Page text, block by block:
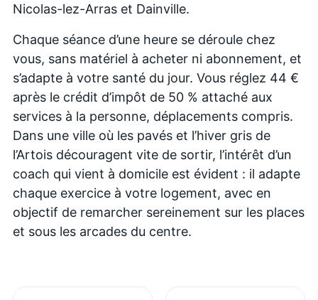
Nicolas-lez-Arras et Dainville.
Chaque séance d’une heure se déroule chez
vous, sans matériel à acheter ni abonnement, et
s’adapte à votre santé du jour. Vous réglez 44 €
après le crédit d’impôt de 50 % attaché aux
services à la personne, déplacements compris.
Dans une ville où les pavés et l’hiver gris de
l’Artois découragent vite de sortir, l’intérêt d’un
coach qui vient à domicile est évident : il adapte
chaque exercice à votre logement, avec en
objectif de remarcher sereinement sur les places
et sous les arcades du centre.